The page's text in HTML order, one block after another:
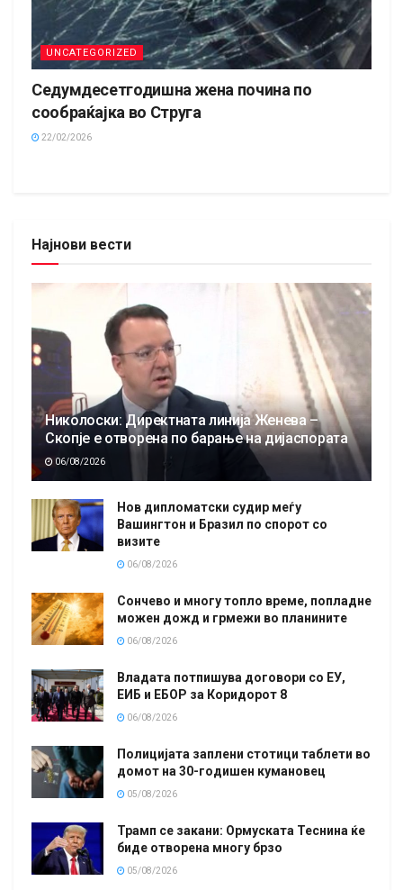
UNCATEGORIZED
Седумдесетгодишна жена почина по
сообраќајка во Струга
22/02/2026
Најнови вести
Николоски: Директната линија Женева –
Скопје е отворена по барање на дијаспората
06/08/2026
Нов дипломатски судир меѓу
Вашингтон и Бразил по спорот со
визите
06/08/2026
Сончево и многу топло време, попладне
можен дожд и грмежи во планините
06/08/2026
Владата потпишува договори со ЕУ,
ЕИБ и ЕБОР за Коридорот 8
06/08/2026
Полицијата заплени стотици таблети во
домот на 30-годишен кумановец
05/08/2026
Трамп се закани: Ормуската Теснина ќе
биде отворена многу брзо
05/08/2026